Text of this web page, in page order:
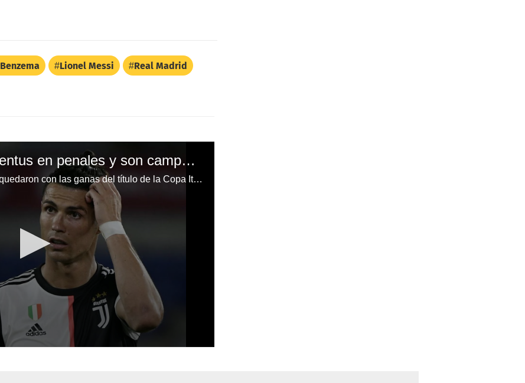
Benzema Lionel Messi Real Madrid
Napoli supera a la Juventus en penales y son campeones de la Copa Italia
Juventus y Cristiano Ronaldo se quedaron con las ganas del título de la Copa Italia, pues el Napoli se llevó el trofeo por la vía de los penales (4-2), tras el 0-0 en los 90 minutos.